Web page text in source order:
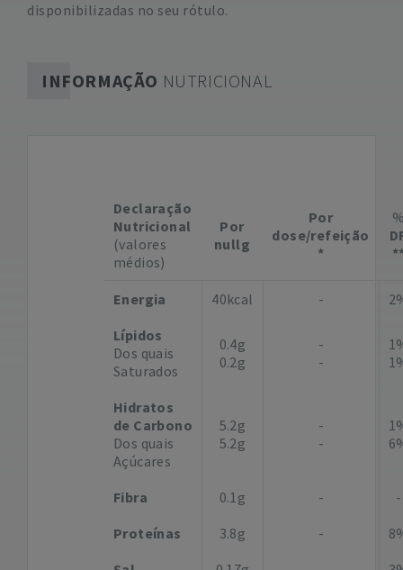
disponibilizadas no seu rótulo.
INFORMAÇÃO NUTRICIONAL
Declaração
Nutricional
(valores
médios)
Por
nullg
Por
dose/refeição
*
Energia 40kcal -
Lípidos
Dos quais
Saturados
0.4g
0.2g
-
-
Hidratos
de Carbono
Dos quais
Açúcares
5.2g
5.2g
-
-
Fibra 0.1g -
-
Proteínas
3.8g -